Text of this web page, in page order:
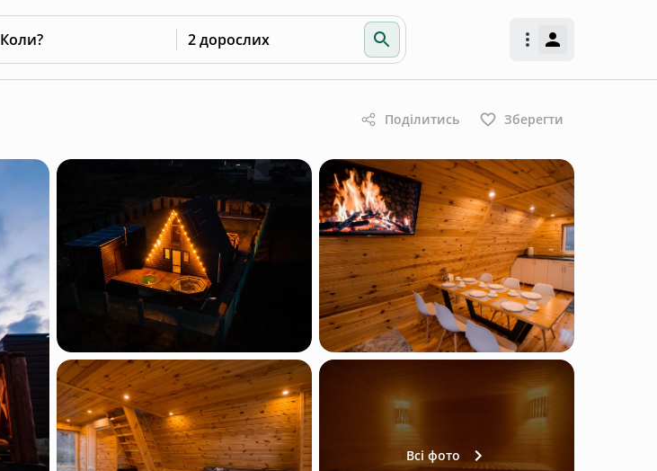
Коли? 2 дорослих
Поділитись Зберегти
Всі фото